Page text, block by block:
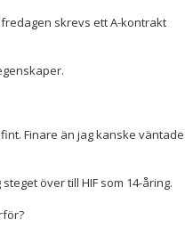
skrevs ett A-kontrakt
Finare än jag kanske väntade
över till HIF som 14-åring.